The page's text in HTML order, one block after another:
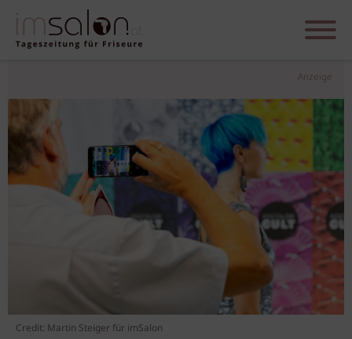
Anzeige
Credit: Martin Steiger für imSalon